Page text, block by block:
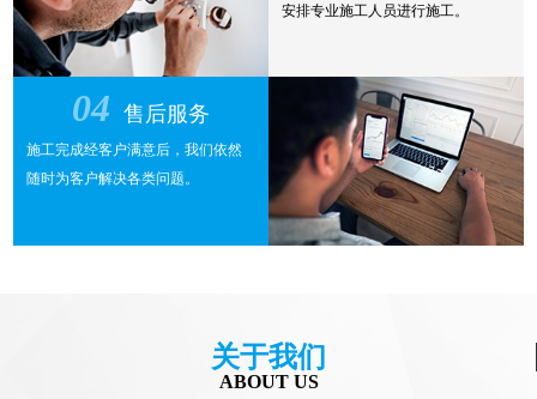
安排专业施工人员进行施工。
04 售后服务
施工完成经客户满意后，我们依然
随时为客户解决各类问题。
关于我们
ABOUT US